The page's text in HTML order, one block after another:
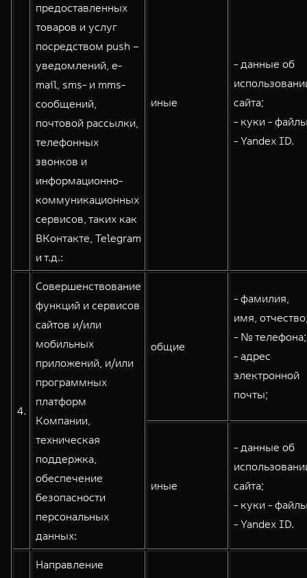
предоставленных
товаров и услуг
посредством push –
уведомлений, e-
mail, sms- и mms-
сообщений,
почтовой рассылки,
телефонных
звонков и
информационно-
коммуникационных
сервисов, таких как
ВКонтакте, Telegram
и т.д.:
иные
- данные об
сайта;
- куки -
- Yandex ID.
4.
Совершенствование
функций и сервисов
сайтов и/или
мобильных
приложений, и/или
программных
платформ
Компании,
техническая
поддержка,
обеспечение
безопасности
персональных
данных:
общие
- фамилия,
имя,
- № телефона;
- адрес
электронной
почты;
иные
- данные об
сайта;
- куки -
- Yandex ID.
Направление